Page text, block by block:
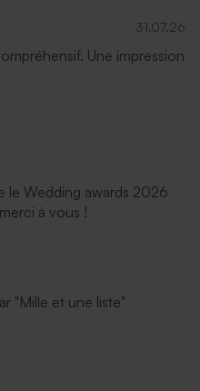
31.07.26
Une impression
le Wedding awards 2026
à vous !
"Mille et une liste"